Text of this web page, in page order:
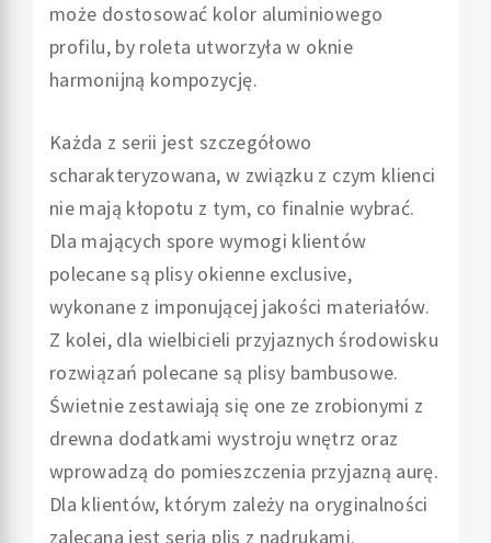
może dostosować kolor aluminiowego
profilu, by roleta utworzyła w oknie
harmonijną kompozycję.
Każda z serii jest szczegółowo
scharakteryzowana, w związku z czym klienci
nie mają kłopotu z tym, co finalnie wybrać.
Dla mających spore wymogi klientów
polecane są plisy okienne exclusive,
wykonane z imponującej jakości materiałów.
Z kolei, dla wielbicieli przyjaznych środowisku
rozwiązań polecane są plisy bambusowe.
Świetnie zestawiają się one ze zrobionymi z
drewna dodatkami wystroju wnętrz oraz
wprowadzą do pomieszczenia przyjazną aurę.
Dla klientów, którym zależy na oryginalności
zalecana jest seria plis z nadrukami.